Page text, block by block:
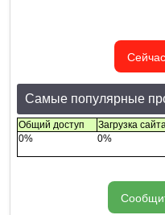
Самые популярные
Общий доступ Загрузка
0%
0%